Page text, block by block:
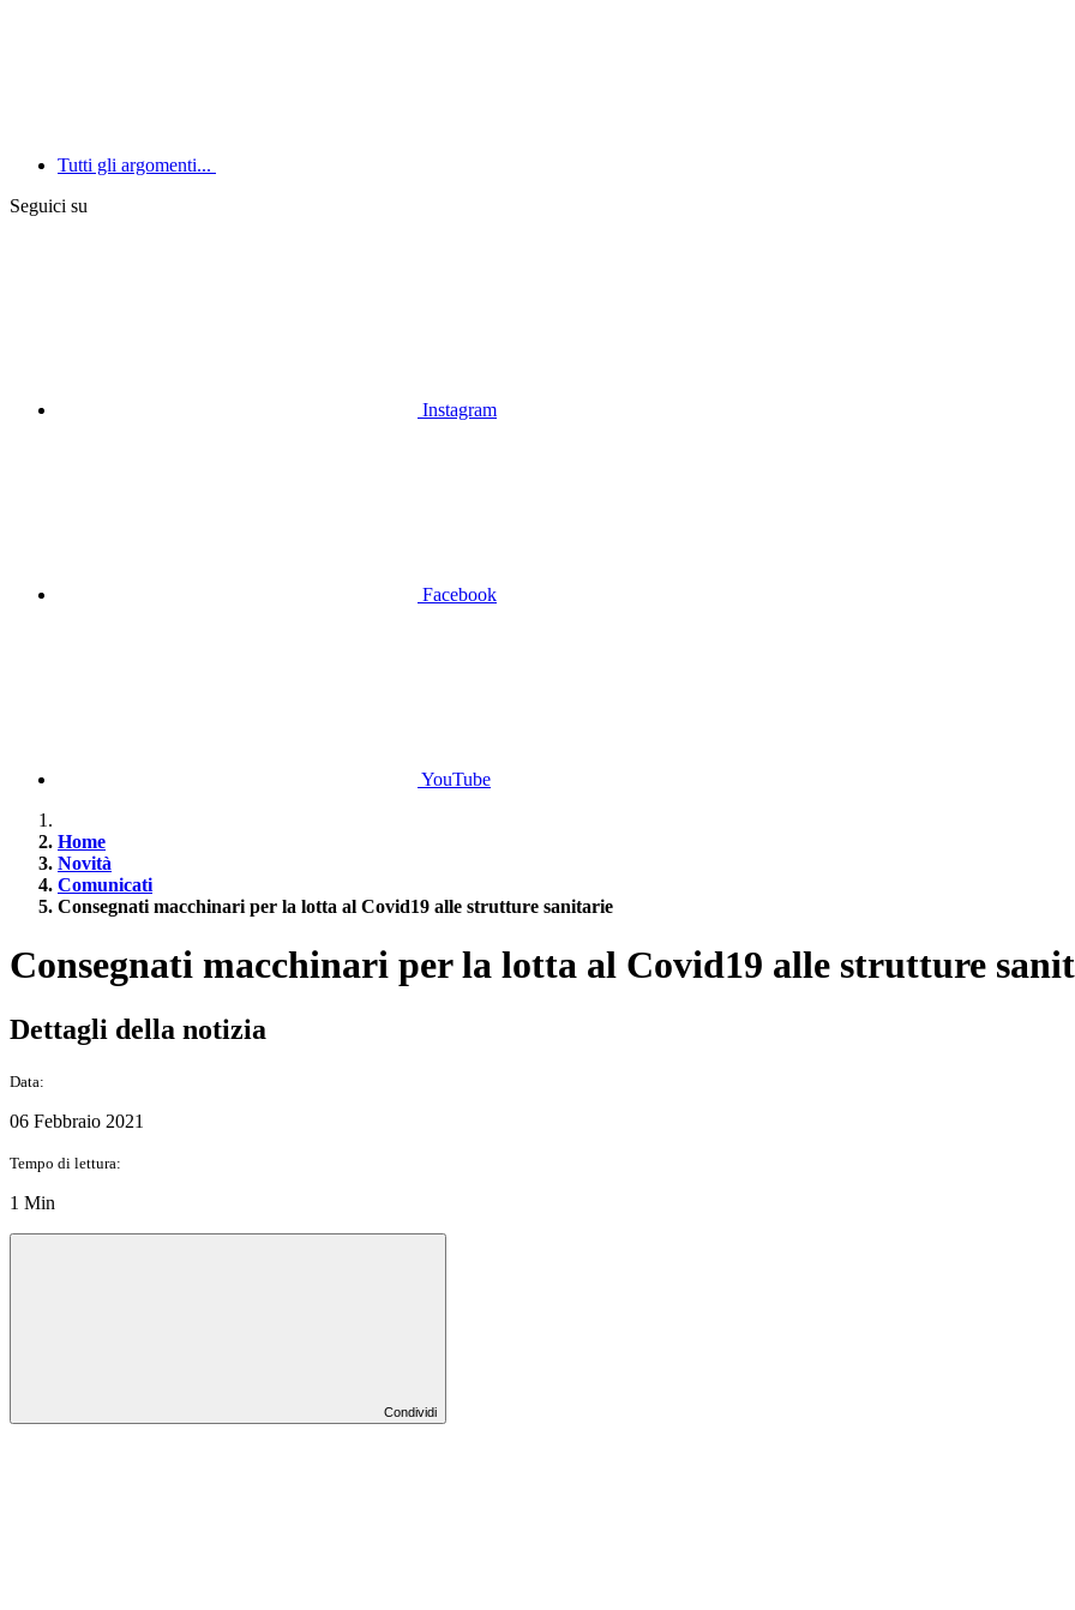
Tutti gli argomenti...
Seguici su
Instagram
Facebook
YouTube
Home
Novità
Comunicati
Consegnati macchinari per la lotta al Covid19 alle strutture sanitarie
Consegnati macchinari per la lotta al Covid19 alle strutture
Dettagli della notizia
Data:
06 Febbraio 2021
Tempo di lettura:
1 Min
Condividi